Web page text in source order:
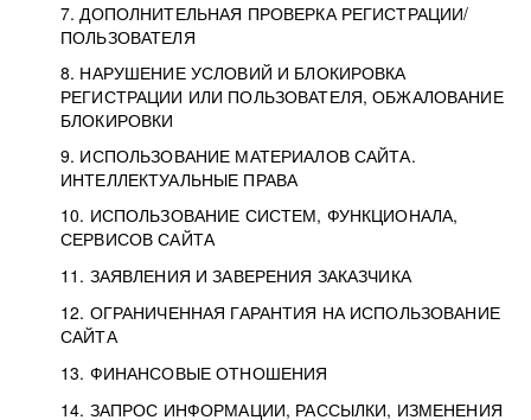
7. ДОПОЛНИТЕЛЬНАЯ ПРОВЕРКА РЕГИСТРАЦИИ/
ПОЛЬЗОВАТЕЛЯ
8. НАРУШЕНИЕ УСЛОВИЙ И БЛОКИРОВКА
РЕГИСТРАЦИИ ИЛИ ПОЛЬЗОВАТЕЛЯ, ОБЖАЛОВАНИЕ
БЛОКИРОВКИ
9. ИСПОЛЬЗОВАНИЕ МАТЕРИАЛОВ САЙТА.
ИНТЕЛЛЕКТУАЛЬНЫЕ ПРАВА
10. ИСПОЛЬЗОВАНИЕ СИСТЕМ, ФУНКЦИОНАЛА,
СЕРВИСОВ САЙТА
11. ЗАЯВЛЕНИЯ И ЗАВЕРЕНИЯ ЗАКАЗЧИКА
12. ОГРАНИЧЕННАЯ ГАРАНТИЯ НА ИСПОЛЬЗОВАНИЕ
САЙТА
13. ФИНАНСОВЫЕ ОТНОШЕНИЯ
14. ЗАПРОС ИНФОРМАЦИИ, РАССЫЛКИ, ИЗМЕНЕНИЯ